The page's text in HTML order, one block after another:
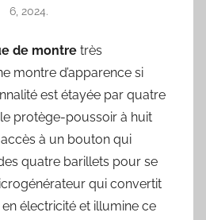
6, 2024.
de montre très
montre d’apparence si
est étayée par quatre
protège-poussoir à huit
à un bouton qui
quatre barillets pour se
qui convertit
en électricité et illumine ce